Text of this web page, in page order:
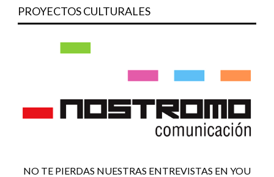
PROYECTOS CULTURALES
NO TE PIERDAS NUESTRAS ENTREVISTAS EN YOU